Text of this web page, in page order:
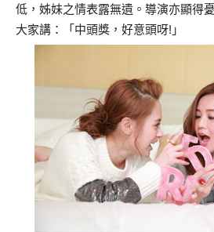
低，姊妹之情表露無遺。導演亦顯得
大家講：「中頭獎，好意頭呀!」